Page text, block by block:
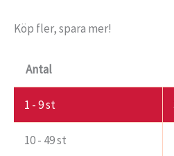
Köp fler, spara mer!
Antal
1 - 9st
10 - 49 st